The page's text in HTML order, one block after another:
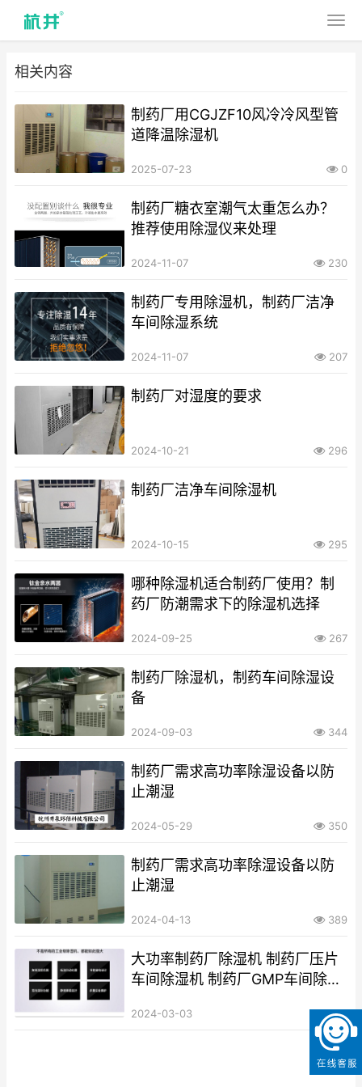
相关内容
制药厂用CGJZF10风冷冷风型管
道降温除湿机
2025-07-23 0
制药厂糖衣室潮气太重怎么办？
推荐使用除湿仪来处理
2024-11-07 230
制药厂专用除湿机，制药厂洁净
车间除湿系统
2024-11-07 207
制药厂对湿度的要求
2024-10-21 296
制药厂洁净车间除湿机
2024-10-15 295
哪种除湿机适合制药厂使用？制
药厂防潮需求下的除湿机选择
2024-09-25 267
制药厂除湿机，制药车间除湿设
备
2024-09-03 344
制药厂需求高功率除湿设备以防
止潮湿
2024-05-29 350
制药厂需求高功率除湿设备以防
止潮湿
2024-04-13 389
大功率制药厂除湿机 制药厂压片
车间除湿机 制药厂GMP车间除湿
2024-03-03 438